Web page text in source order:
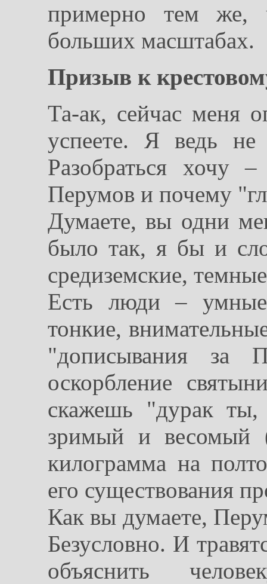
примерно тем
больших масштабах.
Призыв к
Та-ак, сейчас меня
успеете. Я ведь
Разобраться хочу
Перумов и почему
Думаете, вы одни
было так, я бы и
средиземские,
Есть люди –
тонкие,
"дописывания за
оскорбление
скажешь "дурак
зримый и весомый
килограмма на
его существования
Как вы думаете,
Безусловно. И
объяснить